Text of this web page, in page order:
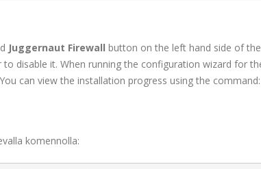
Juggernaut Firewall button on the left hand side of
disable it. When running the configuration wizard for
can view the installation progress using the command:
komennolla: